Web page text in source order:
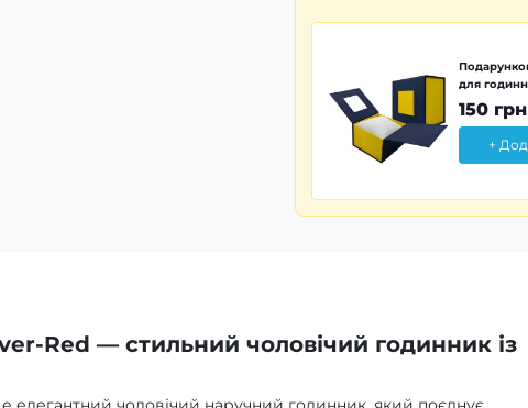
для
150 грн
+
Red — стильний чоловічий годинник із